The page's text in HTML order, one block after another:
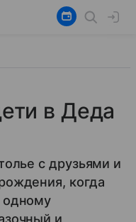
в Деда
с друзьями и
когда
одному
и